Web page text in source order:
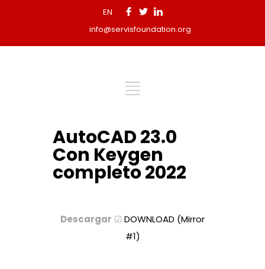
EN
info@servisfoundation.org
AutoCAD 23.0
Con Keygen
completo 2022
Descargar ☑ DOWNLOAD (Mirror
#1)